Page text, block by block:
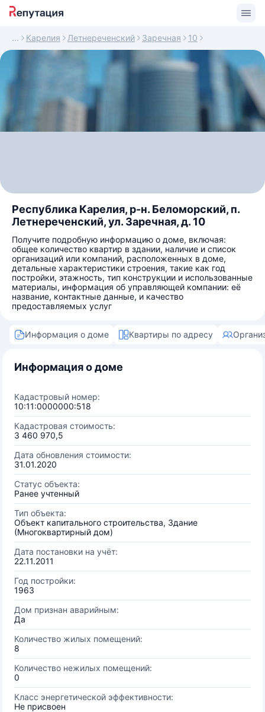
Карелия Летнереченский Заречная 10
Республика Карелия, р-н. Беломорский, п.
Летнереченский, ул. Заречная, д. 10
Получите подробную информацию о доме, включая:
общее количество квартир в здании, наличие и список
организаций или компаний, расположенных в доме,
детальные характеристики строения, такие как год
постройки, этажность, тип конструкции и использованные
материалы, информация об управляющей компании: её
название, контактные данные, и качество
предоставляемых услуг
Информация о доме Квартиры по адресу
Информация о доме
Кадастровый номер:
10:11:0000000:518
Кадастровая стоимость:
3 460 970,5
Дата обновления стоимости:
31.01.2020
Статус объекта:
Ранее учтенный
Тип объекта:
Объект капитального строительства, Здание
(Многоквартирный дом)
Дата постановки на учёт:
22.11.2011
Год постройки:
1963
Дом признан аварийным:
Да
Количество жилых помещений:
8
Количество нежилых помещений:
0
Класс энергетической эффективности:
Не присвоен